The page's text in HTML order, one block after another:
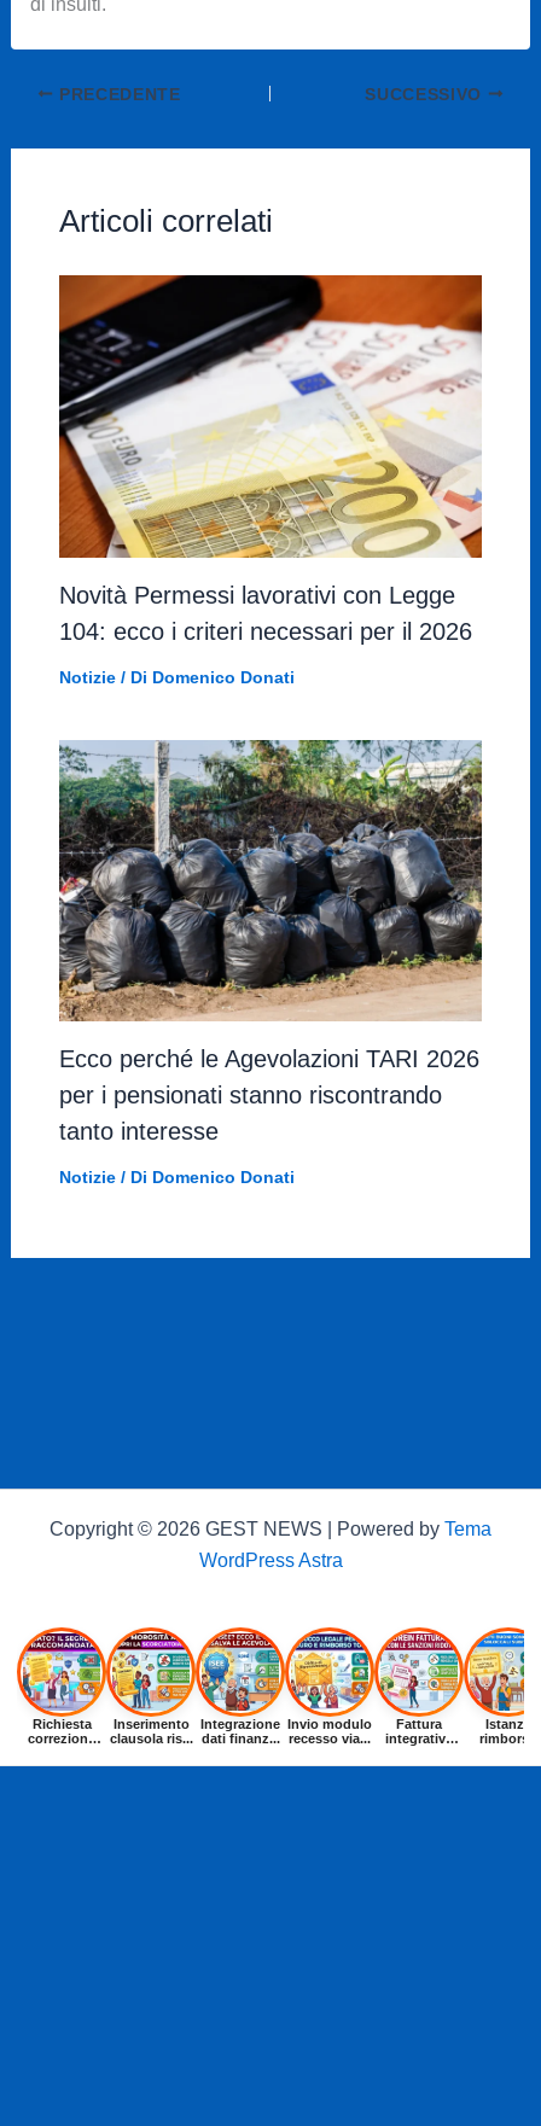
PRECEDENTE SUCCESSIVO
Articoli correlati
Novità Permessi lavorativi con Legge
104: ecco i criteri necessari per il 2026
Notizie/ Di Domenico Donati
Ecco perché le Agevolazioni TARI 2026
per i pensionati stanno riscontrando
tanto interesse
Notizie/ Di Domenico Donati
Copyright © 2026 GEST NEWS | Powered by Tema
WordPress Astra
Richiesta
correzione
Inserimento
clausola ris...
Integrazione
dati finanz...
Invio modulo
recesso via...
Fattura
integrativa
Istanza
rimborso